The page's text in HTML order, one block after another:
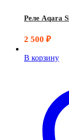
Реле Aqara
2 500 ₽
В корзину